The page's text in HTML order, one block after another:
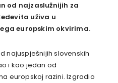
od najzaslužnijih za
uživa u
europskim okvirima.
najuspješnijih slovenskih
i kao jedan od
europskoj razini. Izgradio